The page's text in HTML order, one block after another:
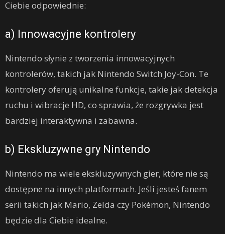
Ciebie odpowiednie:
a) Innowacyjne kontrolery
Nintendo słynie z tworzenia innowacyjnych
kontrolerów, takich jak Nintendo Switch Joy-Con. Te
kontrolery oferują unikalne funkcje, takie jak detekcja
ruchu i wibracje HD, co sprawia, że rozgrywka jest
bardziej interaktywna i zabawna.
b) Ekskluzywne gry Nintendo
Nintendo ma wiele ekskluzywnych gier, które nie są
dostępne na innych platformach. Jeśli jesteś fanem
serii takich jak Mario, Zelda czy Pokémon, Nintendo
będzie dla Ciebie idealne.